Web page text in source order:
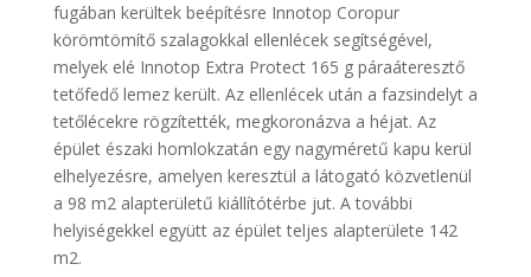
fugában kerültek beépítésre Innotop Coropur
körömtömítő szalagokkal ellenlécek segítségével,
melyek elé Innotop Extra Protect 165 g páraáteresztő
tetőfedő lemez került. Az ellenlécek után a fazsindelyt a
tetőlécekre rögzítették, megkoronázva a héjat. Az
épület északi homlokzatán egy nagyméretű kapu kerül
elhelyezésre, amelyen keresztül a látogató közvetlenül
a 98 m2 alapterületű kiállítótérbe jut. A további
helyiségekkel együtt az épület teljes alapterülete 142
m2.